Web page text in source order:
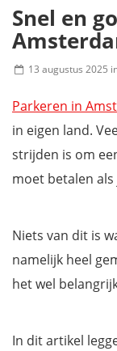
Snel en
13 augustus 2025
Parkeren in
in eigen land.
strijden is om
moet betalen
Niets van dit is
namelijk heel
het wel
In dit artikel